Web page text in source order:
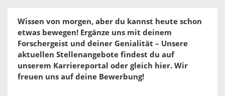
Wissen von morgen, aber du kannst heute schon
etwas bewegen! Ergänze uns mit deinem
Forschergeist und deiner Genialität – Unsere
aktuellen Stellenangebote findest du auf
unserem Karriereportal oder gleich hier. Wir
freuen uns auf deine Bewerbung!